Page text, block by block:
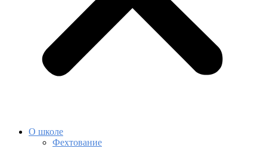
О школе
Фехтование